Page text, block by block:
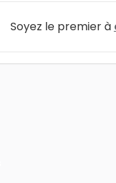
Soyez le premier à